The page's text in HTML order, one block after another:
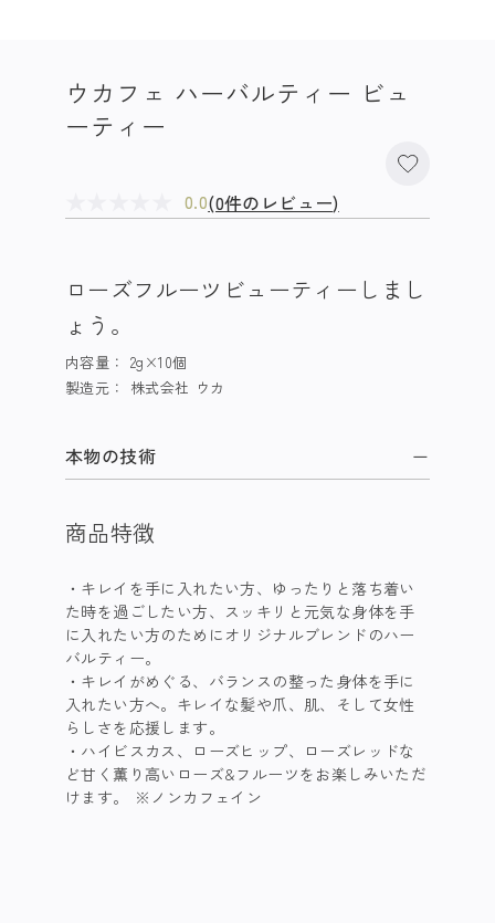
ウカフェ ハーバルティー ビュ
ーティー
0.0(0件のレビュー)
ローズフルーツビューティーしまし
ょう。
内容量： 2g×10個
製造元：
株式会社 ウカ
本物の技術
商品特徴
キレイを手に入れたい方、ゆったりと落ち着い
た時を過ごしたい方、スッキリと元気な身体を手
に入れたい方のためにオリジナルブレンドのハー
バルティー。
キレイがめぐる、バランスの整った身体を手に
入れたい方へ。キレイな髪や爪、肌、そして女性
らしさを応援します。
ハイビスカス、ローズヒップ、ローズレッドな
ど甘く薫り高いローズ&フルーツをお楽しみいただ
けます。 ※ノンカフェイン